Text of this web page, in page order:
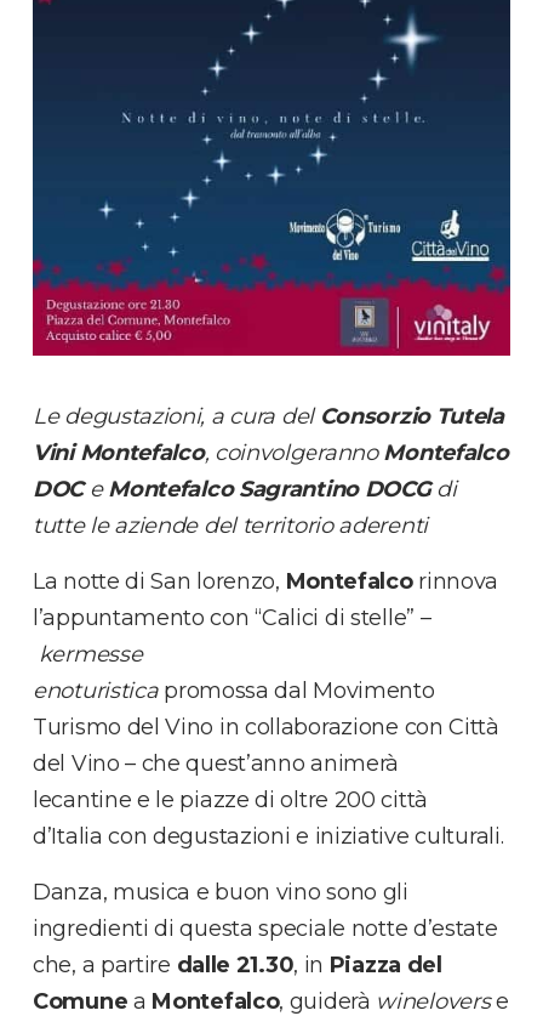
Le degustazioni, a cura del Consorzio Tutela
Vini Montefalco, coinvolgerannoMontefalco
DOCeMontefalco Sagrantino DOCGdi
tutte le aziende del territorio aderenti
La notte di San lorenzo, Montefalcorinnova
l’appuntamento con “Calici di stelle” –
kermesse
enoturisticapromossa dal Movimento
Turismo del Vino in collaborazione con Città
del Vino – che quest’anno animerà
lecantine e le piazze di oltre 200 città
d’Italia con degustazioni e iniziative culturali.
Danza, musica e buon vino sono gli
ingredienti di questa speciale notte d’estate
che, a partire dalle 21.30, in Piazza del
Comune a Montefalco, guiderà wineloverse